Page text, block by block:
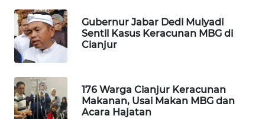
Gubernur Jabar Dedi Mulyadi
Sentil Kasus Keracunan MBG di
Cianjur
176 Warga Cianjur Keracunan
Makanan, Usai Makan MBG dan
Acara Hajatan
METRO
MEDAN
NEWS
METRO
JAKARTA
NEWS